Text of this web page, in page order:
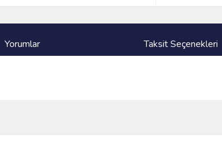
Yorumlar Taksit Seçenekleri